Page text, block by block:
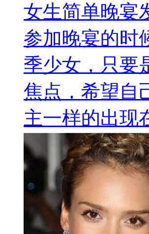
女生简单晚宴
参加晚宴的时
季少女，只要
焦点，希望自
主一样的出现